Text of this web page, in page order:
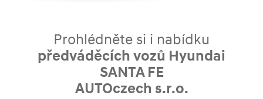
Prohlédněte si i nabídku
předváděcích vozů Hyundai
SANTA FE
AUTOczech s.r.o.